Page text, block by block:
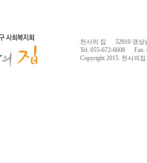
천사의 집 52910 경상
Tel. 055-672-6608 Fax.
Copyright 2015. 천사의집